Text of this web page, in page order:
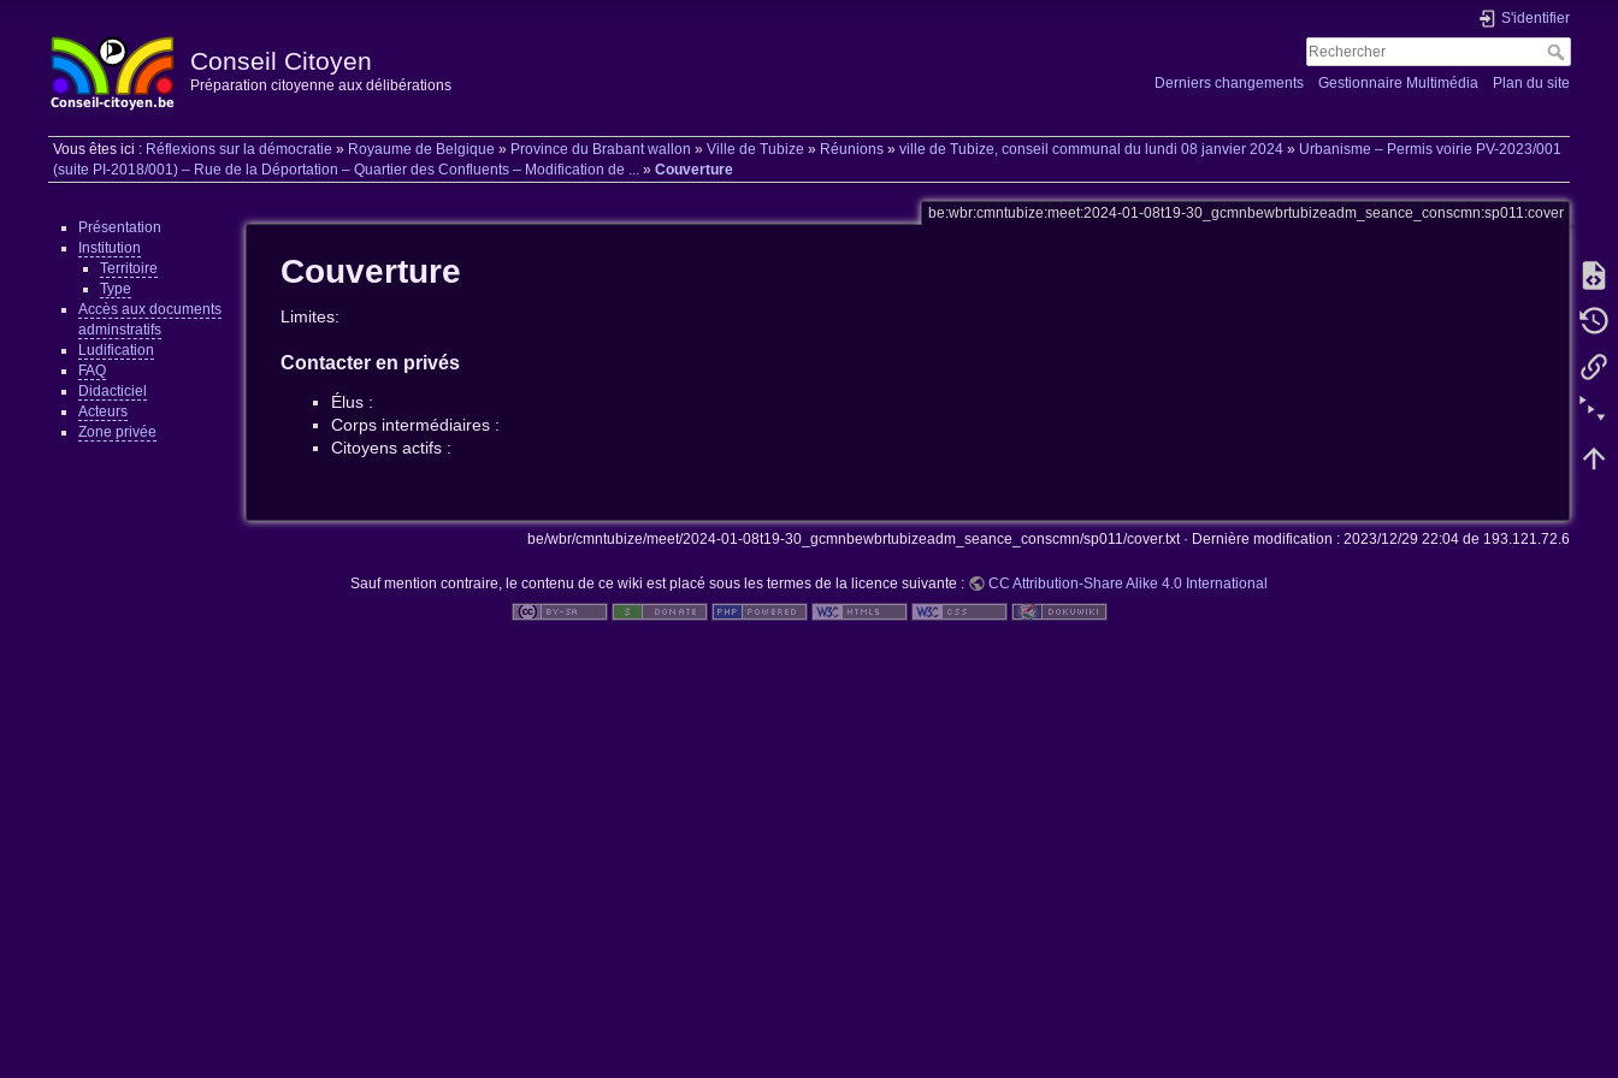
Conseil Citoyen
Préparation citoyenne aux délibérations
S'identifier
Derniers changements Gestionnaire Multimédia Plan du site
Vous êtes ici : Réflexions sur la démocratie » Royaume de Belgique » Province du Brabant wallon »Ville de Tubize » Réunions »ville de Tubize, conseil communal du lundi 08 janvier 2024 » Urbanisme – Permis voirie PV-2023/001
(suite PI-2018/001) – Rue de la Déportation – Quartier des Confluents – Modification de ... »Couverture
Présentation
Institution
Territoire
Type
Accès aux documents
adminstratifs
Ludification
FAQ
Didacticiel
Acteurs
Zone privée
be:wbr:cmntubize:meet:2024-01-08t19-30_gcmnbewbrtubizeadm_seance_conscmn:sp011:cover
Couverture
Limites:
Contacter en privés
Élus :
Corps intermédiaires :
Citoyens actifs :
be/wbr/cmntubize/meet/2024-01-08t19-30_gcmnbewbrtubizeadm_seance_conscmn/sp011/cover.txt· Dernière modification : 2023/12/29 22:04 de 193.121.72.6
Sauf mention contraire, le contenu de ce wiki est placé sous les termes de la licence suivante : CC Attribution-Share Alike 4.0 International